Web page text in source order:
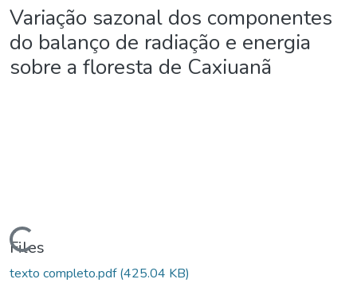
Variação sazonal dos componentes
do balanço de radiação e energia
sobre a floresta de Caxiuanã
Files
texto completo.pdf(425.04 KB)